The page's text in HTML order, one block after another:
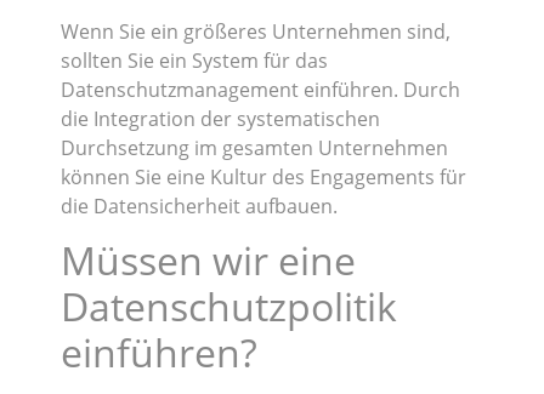
Wenn Sie ein größeres Unternehmen sind,
sollten Sie ein System für das
Datenschutzmanagement einführen. Durch
die Integration der systematischen
Durchsetzung im gesamten Unternehmen
können Sie eine Kultur des Engagements für
die Datensicherheit aufbauen.
Müssen wir eine
Datenschutzpolitik
einführen?